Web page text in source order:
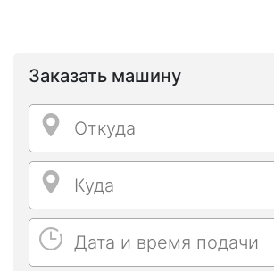
Заказать машину